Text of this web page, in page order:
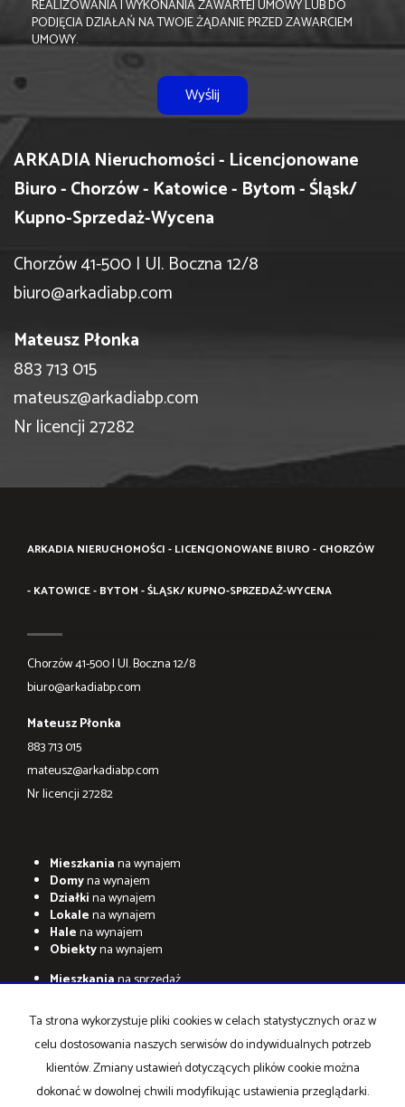
REALIZOWANIA I WYKONANIA ZAWARTEJ UMOWY LUB DO
PODJĘCIA DZIAŁAŃ NA TWOJE ŻĄDANIE PRZED ZAWARCIEM
UMOWY.
ARKADIA Nieruchomości - Licencjonowane
Biuro - Chorzów - Katowice - Bytom - Śląsk/
Kupno-Sprzedaż-Wycena
Chorzów 41-500 | Ul. Boczna 12/8
biuro@arkadiabp.com
Mateusz Płonka
883 713 015
mateusz@arkadiabp.com
Nr licencji 27282
ARKADIA NIERUCHOMOŚCI - LICENCJONOWANE BIURO - CHORZÓW
- KATOWICE - BYTOM - ŚLĄSK/ KUPNO-SPRZEDAŻ-WYCENA
Chorzów 41-500 | Ul. Boczna 12/8
biuro@arkadiabp.com
Mateusz Płonka
883 713 015
mateusz@arkadiabp.com
Nr licencji 27282
Mieszkaniana wynajem
Domyna wynajem
Działkina wynajem
Lokalena wynajem
Halena wynajem
Obiektyna wynajem
Mieszkaniana sprzedaż
Działkina sprzedaż
Lokalena sprzedaż
Halena sprzedaż
Obiektyna sprzedaż
Ta strona wykorzystuje pliki cookies w celach statystycznych oraz w
celu dostosowania naszych serwisów do indywidualnych potrzeb
klientów. Zmiany ustawień dotyczących plików cookie można
dokonać w dowolnej chwili modyfikując ustawienia przeglądarki.